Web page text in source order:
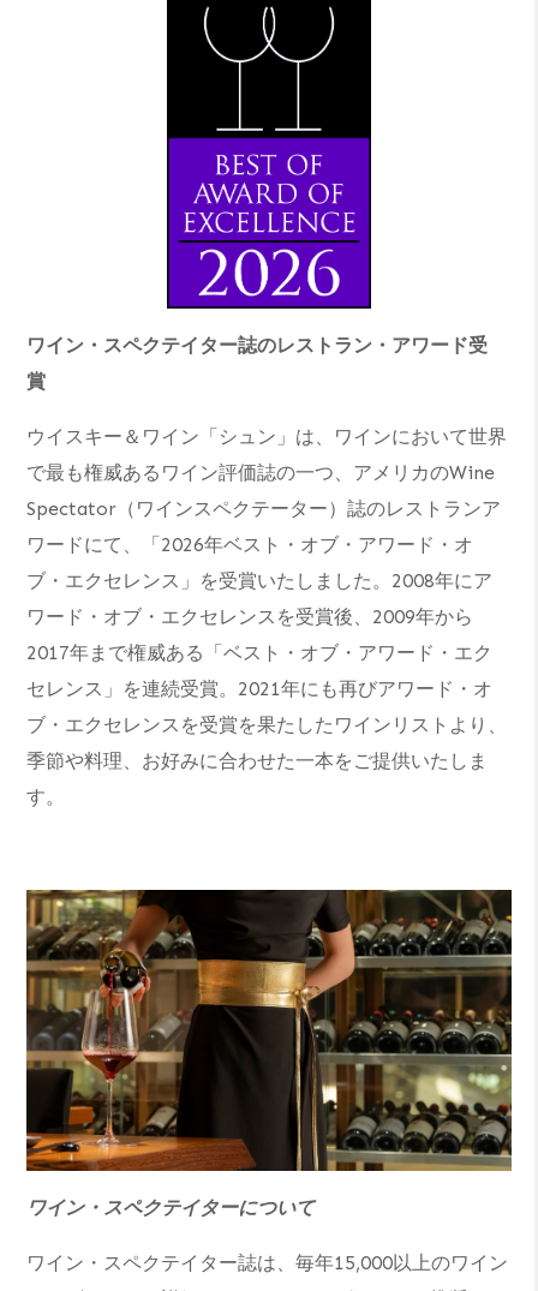
ワイン・スペクテイター誌のレストラン・アワード受
賞
ウイスキー＆ワイン「シュン」は、ワインにおいて世界
で最も権威あるワイン評価誌の一つ、アメリカのWine
Spectator（ワインスペクテーター）誌のレストランア
ワードにて、「2026年ベスト・オブ・アワード・オ
ブ・エクセレンス」を受賞いたしました。2008年にア
ワード・オブ・エクセレンスを受賞後、2009年から
2017年まで権威ある「ベスト・オブ・アワード・エク
セレンス」を連続受賞。2021年にも再びアワード・オ
ブ・エクセレンスを受賞を果たしたワインリストより、
季節や料理、お好みに合わせた一本をご提供いたしま
す。
ワイン・スペクテイターについて
ワイン・スペクテイター誌は、毎年15,000以上のワイン